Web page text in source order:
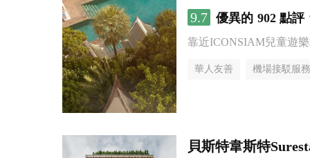
9.7 優異的 902 點評
靠近ICONSIAM兒童遊
華人友善 機場接駁服務
貝斯特韋斯特